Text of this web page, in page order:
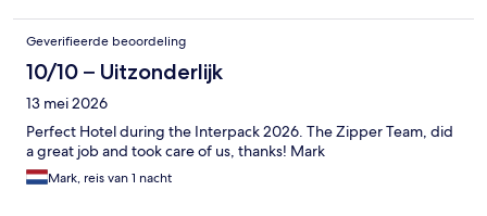
Geverifieerde beoordeling
10/10 – Uitzonderlijk
13 mei 2026
Perfect Hotel during the Interpack 2026. The Zipper Team, did
a great job and took care of us, thanks! Mark
Mark, reis van 1 nacht